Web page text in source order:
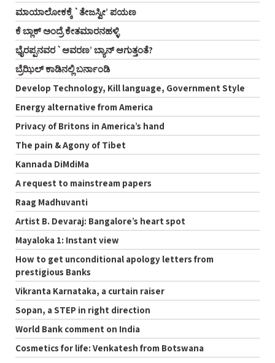
ಮಾಯಾಲೋಕಕ್ಕೆ `ತೇಜಸ್ವೀ’ ಪಯಣ
ಕೆ ಬ್ಲಾಕ್ ಅಂದ್ರೆ ಕೇತಮಾರನಹಳ್ಳಿ
ಭೈರಪ್ಪನವರ `ಆವರಣ’ ಬ್ಯಾನ್ ಆಗುತ್ತಂತೆ?
ಬ್ರೆಝಿಲ್ ಕಾಡಿನಲ್ಲಿ ಬರ್ನಾಂಡಿ
Develop Technology, Kill language, Government Style
Energy alternative from America
Privacy of Britons in America’s hand
The pain & Agony of Tibet
Kannada DiMdiMa
A request to mainstream papers
Raag Madhuvanti
Artist B. Devaraj: Bangalore’s heart spot
Mayaloka 1: Instant view
How to get unconditional apology letters from
prestigious Banks
Vikranta Karnataka, a curtain raiser
Sopan, a STEP in right direction
World Bank comment on India
Cosmetics for life: Venkatesh from Botswana